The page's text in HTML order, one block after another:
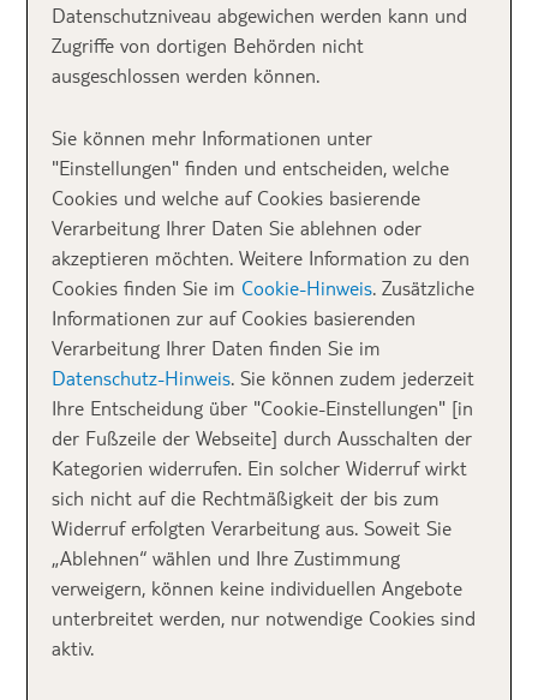
1
auf der Tróia Halbinsel
Wow dachte ich, als ich diesenPortugal Strand
meinem Urlaub im September 2020 entdeckte. Gut,
das Jahr ist besonders, weil nur wenige Leute
reisen … Aber die Entdeckung dieses leeren,weiten,
unglaublich tollen Comporta Beach Strandes
einmalig schön. Wir kamen von derAlgarve
waren auf Rückreise nachLissabon : da entdeckten wir
diese Halbinsel auf der Karte und nahmen die Fähre
nach Tróia. NachTróia fahren viele Einheimische,
gerade auch am Wochenende. Wenn du aber aus
Süden kommst, solltest du direkt bei Comporta
anhalten. Da ist der Strand einfach am schönsten.
Datenschutzniveau abgewichen werden kann und
Zugriffe von dortigen Behörden nicht
ausgeschlossen werden können.
Sie können mehr Informationen unter
"Einstellungen" finden und entscheiden, welche
Cookies und welche auf Cookies basierende
Verarbeitung Ihrer Daten Sie ablehnen oder
akzeptieren möchten. Weitere Information zu den
Cookies finden Sie im Cookie-Hinweis. Zusätzliche
Informationen zur auf Cookies basierenden
Verarbeitung Ihrer Daten finden Sie im
Datenschutz-Hinweis. Sie können zudem jederzeit
Ihre Entscheidung über "Cookie-Einstellungen" [in
der Fußzeile der Webseite] durch Ausschalten der
Kategorien widerrufen. Ein solcher Widerruf wirkt
sich nicht auf die Rechtmäßigkeit der bis zum
Widerruf erfolgten Verarbeitung aus. Soweit Sie
„Ablehnen“ wählen und Ihre Zustimmung
verweigern, können keine individuellen Angebote
unterbreitet werden, nur notwendige Cookies sind
aktiv.